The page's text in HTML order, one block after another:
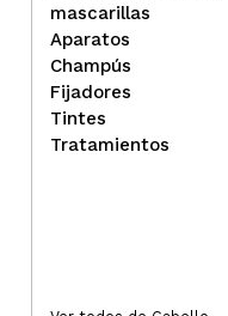
Arganour -
sin aclarado
y protector térmico -
mascarillas
Aparatos
Champús
Fijadores
Tintes
Tratamientos